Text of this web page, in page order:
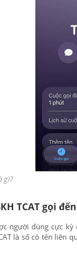
gì?
TCAT gọi
người dùng cực kỳ
là số có tên